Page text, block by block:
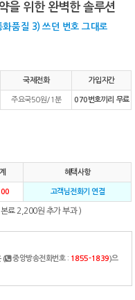
을 위한 완벽한 솔루션
품질 3) 쓰던 번호 그대로
국제전화 가입자간
주요국50원/1분 070번호끼리 무료
혜택사항
고객님전화기 연결
료 2,200원 추가 부과 )
( 중앙방송전화번호 : 1855-1839)으